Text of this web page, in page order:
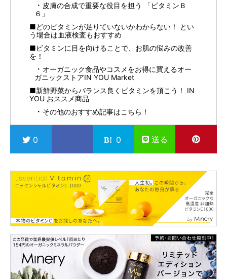
皮膚の合成で重要な役目を担う 「ビタミンＢ
６」
■どのビタミンが足りていないかわからない！ とい
う場合は血液検査もおすすめ
■ビタミンに目を向けることで、お肌の悩みの改善
を！
オーガニック食品やコスメをお得に買えるオー
ガニックストアIN YOU Market
■新鮮野菜からバランス良くビタミンを頂こう！ IN
YOU おススメ商品
その他のおすすめ記事はこちら！
0 0 送る